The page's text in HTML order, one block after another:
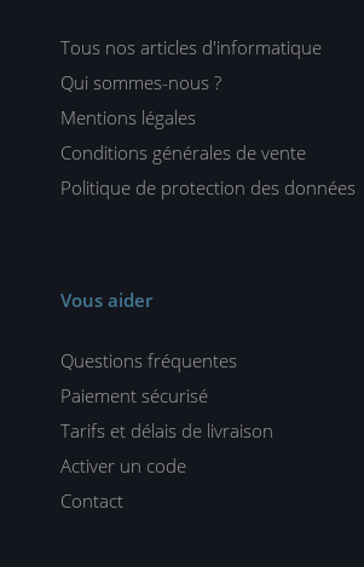
Tous nos articles d'informatique
Qui sommes-nous ?
Mentions légales
Conditions générales de vente
Politique de protection des données
Vous aider
Questions fréquentes
Paiement sécurisé
Tarifs et délais de livraison
Activer un code
Contact